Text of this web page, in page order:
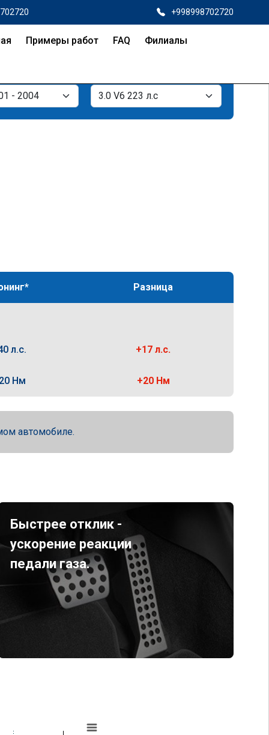
+998998702720
Примеры работ FAQ Филиалы
Разница
л.с. +17 л.с.
Нм +20 Нм
автомобиле.
Быстрее отклик -
ускорение реакции
педали газа.